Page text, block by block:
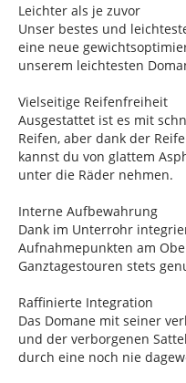
Leichter als je zuvor
Unser bestes und
eine neue
unserem leichtesten
Vielseitige Reifenfreiheit
Ausgestattet ist es mit
Reifen, aber dank der
kannst du von glattem
unter die Räder nehmen.
Interne Aufbewahrung
Dank im Unterrohr
Aufnahmepunkten am
Ganztagestouren stets
Raffinierte Integration
Das Domane mit seiner
und der verborgenen
durch eine noch nie